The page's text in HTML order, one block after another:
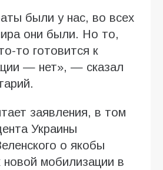
были у нас, во всех
они были. Но то,
то готовится к
— нет», — сказал
заявления, в том
Украины
о якобы
новой мобилизации в